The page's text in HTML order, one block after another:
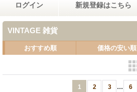
ログイン 新規登録はこちら
VINTAGE 雑貨
おすすめ順 価格の安い順
1 2 3 ... 6